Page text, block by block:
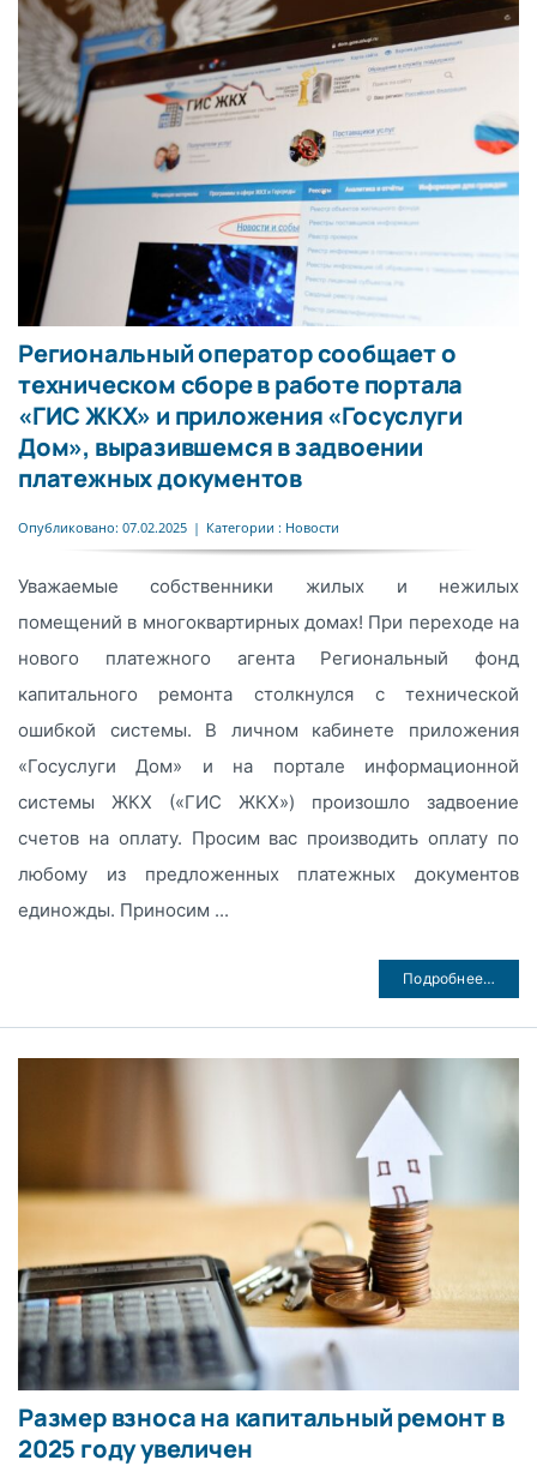
Региональный оператор сообщает о
техническом сборе в работе портала
«ГИС ЖКХ» и приложения «Госуслуги
Дом», выразившемся в задвоении
платежных документов
Опубликовано: 07.02.2025 | Категории : Новости
Уважаемые собственники жилых и нежилых
помещений в многоквартирных домах! При переходе на
нового платежного агента Региональный фонд
капитального ремонта столкнулся с технической
ошибкой системы. В личном кабинете приложения
«Госуслуги Дом» и на портале информационной
системы ЖКХ («ГИС ЖКХ») произошло задвоение
счетов на оплату. Просим вас производить оплату по
любому из предложенных платежных документов
единожды. Приносим ...
Подробнее…
Размер взноса на капитальный ремонт в
2025 году увеличен